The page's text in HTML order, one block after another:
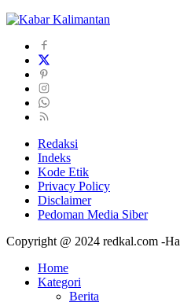
Redaksi
Indeks
Kode Etik
Privacy Policy
Disclaimer
Pedoman Media Siber
Copyright @ 2024 redkal.com -
Home
Kategori
Berita